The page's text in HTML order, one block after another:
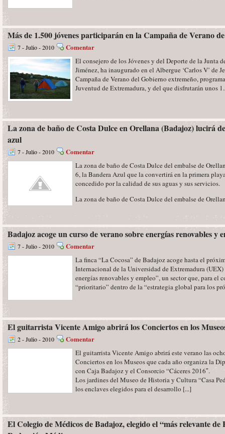
Más de 1.500 jóvenes participarán en la Campaña de Verano
7 - Julio - 2010 Comentar
El consejero de los Jóvenes y del Deporte de la Junta
Jiménez, ha inaugurado en el Albergue ‘Carlos V’ de
Campaña de Verano del Gobierno extremeño,
Juventud de Extremadura, y del que disfrutarán unos
La zona de baño de Costa Dulce en Orellana (Badajoz) lucirá
azul
7 - Julio - 2010 Comentar
La zona de baño de Costa Dulce del embalse de
6, la Bandera Azul que la convertirá en la primera
concedido por la calidad de sus aguas y sus servicios.
La zona de baño de Costa Dulce del embalse de
Badajoz acoge un curso de verano sobre energías renovables y
7 - Julio - 2010 Comentar
La finca “La Cocosa” de Badajoz acoge hasta el
Internacional de la Universidad de Extremadura
energías renovables y empleo”, un sector que, para el
“prioritario” dentro de la “estrategia global para los
El guitarrista Vicente Amigo abrirá los Conciertos en los
2 - Julio - 2010 Comentar
El guitarrista Vicente Amigo abrirá este verano las
Conciertos en los Museos que cada año organiza la
con Caja Badajoz y el Consorcio “Cáceres 2016″.
Los jardines del Museo de Historia y Cultura “Casa
los enclaves elegidos para el desarrollo [...]
El Colegio de Médicos de Badajoz, elegido el “más relevante de